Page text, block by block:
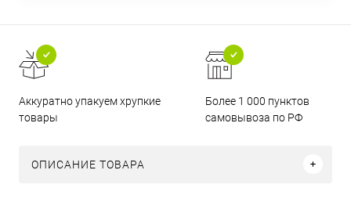
Аккуратно упакуем хрупкие
товары
Более 1 000 пунктов
самовывоза по РФ
ОПИСАНИЕ ТОВАРА